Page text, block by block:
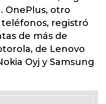
OnePlus, otro
registró
de más de
de Lenovo
Oyj y Samsung